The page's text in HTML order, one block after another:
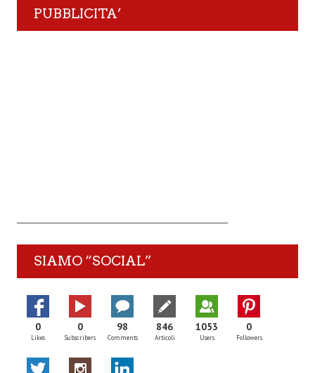
PUBBLICITA’
SIAMO “SOCIAL”
0
Likes
0
Subscribers
98
Comments
846
Articoli
1053
Users
0
Followers